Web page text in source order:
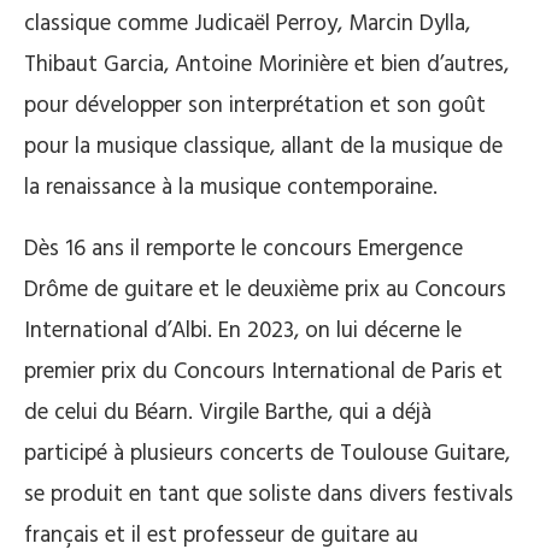
classique comme Judicaël Perroy, Marcin Dylla,
Thibaut Garcia, Antoine Morinière et bien d’autres,
pour développer son interprétation et son goût
pour la musique classique, allant de la musique de
la renaissance à la musique contemporaine.
Dès 16 ans il remporte le concours Emergence
Drôme de guitare et le deuxième prix au Concours
International d’Albi. En 2023, on lui décerne le
premier prix du Concours International de Paris et
de celui du Béarn. Virgile Barthe, qui a déjà
participé à plusieurs concerts de Toulouse Guitare,
se produit en tant que soliste dans divers festivals
français et il est professeur de guitare au